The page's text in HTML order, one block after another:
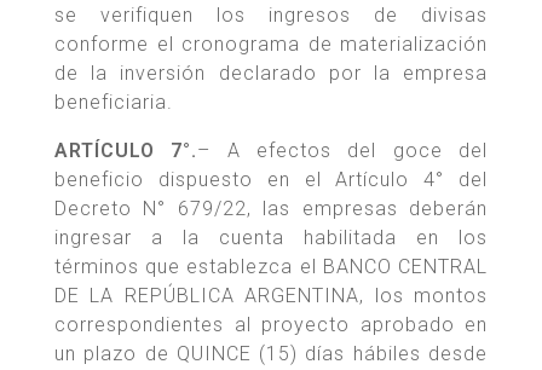
se verifiquen los ingresos de divisas
conforme el cronograma de materialización
de la inversión declarado por la empresa
beneficiaria.
ARTÍCULO 7°.– A efectos del goce del
beneficio dispuesto en el Artículo 4° del
Decreto N° 679/22, las empresas deberán
ingresar a la cuenta habilitada en los
términos que establezca el BANCO CENTRAL
DE LA REPÚBLICA ARGENTINA, los montos
correspondientes al proyecto aprobado en
un plazo de QUINCE (15) días hábiles desde